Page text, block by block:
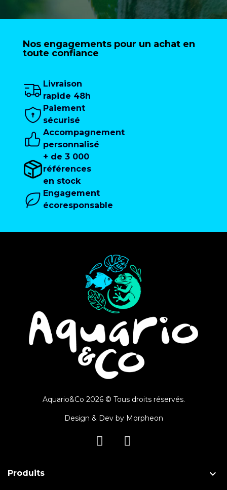
Nos engagements pour un achat en
toute confiance
Livraison
rapide 48h
Paiement
sécurisé
Accompagnement
personnalisé
+ de 3 000
références
en stock
Engagement
écoresponsable
Aquario&Co 2026 © Tous droits réservés.
Design & Dev by Morpheon
Produits 